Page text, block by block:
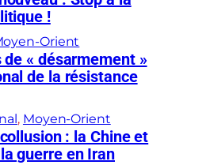
!
Orient
de « désarmement »
de la résistance
, Moyen-Orient
: la Chine et
guerre en Iran